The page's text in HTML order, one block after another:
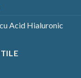
Acid Hialuronic